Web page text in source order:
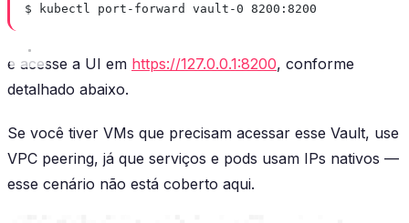
$ kubectl port-forward vault-0 8200:8200
e acesse a UI em https://127.0.0.1:8200, conforme
detalhado abaixo.
Se você tiver VMs que precisam acessar esse Vault, use
VPC peering, já que serviços e pods usam IPs nativos —
esse cenário não está coberto aqui.